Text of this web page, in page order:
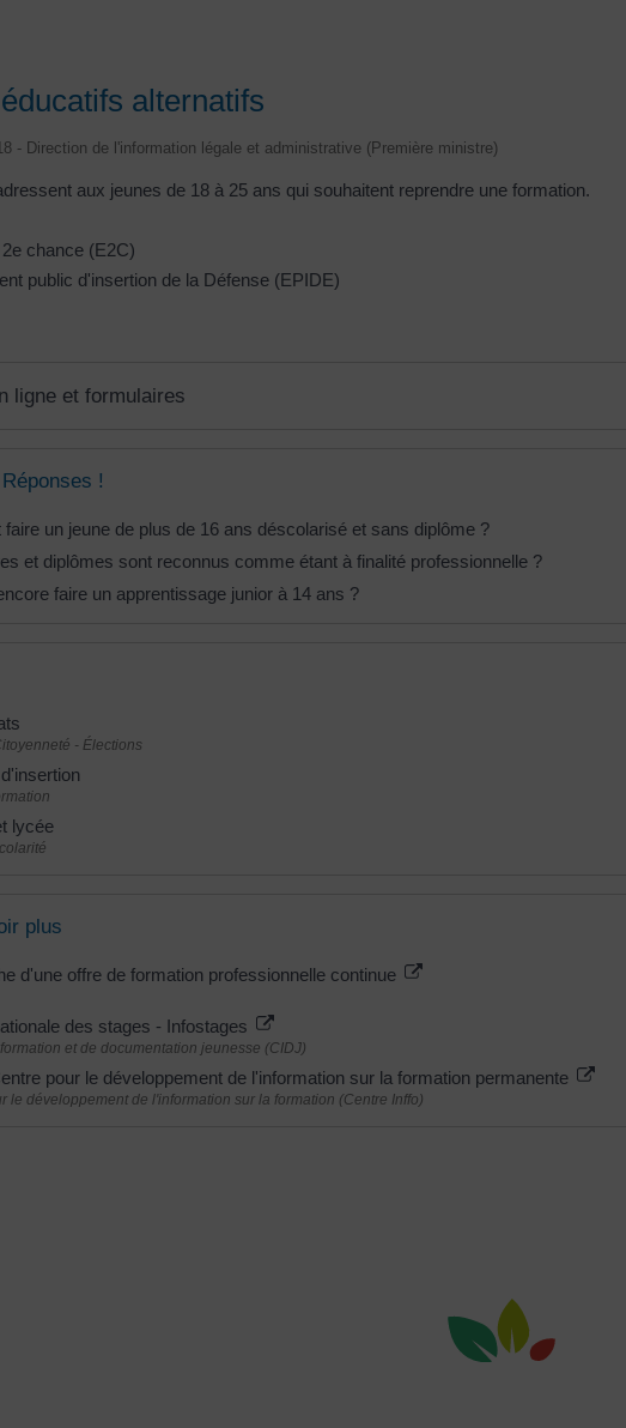
alternatifs
- Direction de l'information légale et administrative (Première ministre)
aux jeunes de 18 à 25 ans qui souhaitent reprendre une formation.
chance (E2C)
public d'insertion de la Défense (EPIDE)
ligne et formulaires
!
faire un jeune de plus de 16 ans déscolarisé et sans diplôme ?
et diplômes sont reconnus comme étant à finalité professionnelle ?
faire un apprentissage junior à 14 ans ?
- Élections
lycée
plus
d'une offre de formation professionnelle continue
des stages - Infostages
et de documentation jeunesse (CIDJ)
pour le développement de l'information sur la formation permanente
le développement de l'information sur la formation (Centre Inffo)